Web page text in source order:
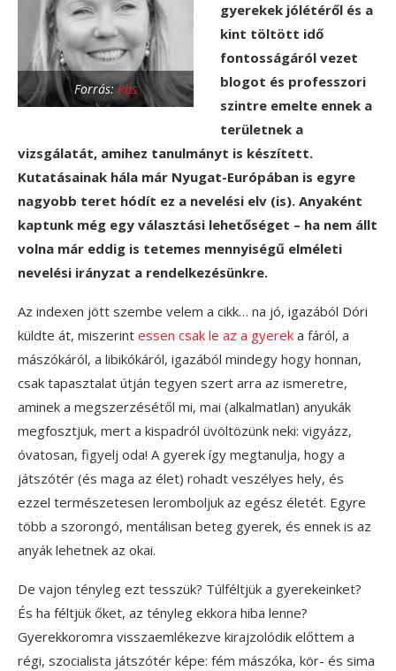
Forrás:Pbs
gyerekek jólétéről és a
kint töltött idő
fontosságáról vezet
blogot és professzori
szintre emelte ennek a
területnek a
vizsgálatát, amihez tanulmányt is készített.
Kutatásainak hála már Nyugat-Európában is egyre
nagyobb teret hódít ez a nevelési elv (is). Anyaként
kaptunk még egy választási lehetőséget – ha nem állt
volna már eddig is tetemes mennyiségű elméleti
nevelési irányzat a rendelkezésünkre.
Az indexen jött szembe velem a cikk… na jó, igazából Dóri
küldte át, miszerint essen csak le az a gyerek a fáról, a
mászókáról, a libikókáról, igazából mindegy hogy honnan,
csak tapasztalat útján tegyen szert arra az ismeretre,
aminek a megszerzésétől mi, mai (alkalmatlan) anyukák
megfosztjuk, mert a kispadról üvöltözünk neki: vigyázz,
óvatosan, figyelj oda! A gyerek így megtanulja, hogy a
játszótér (és maga az élet) rohadt veszélyes hely, és
ezzel természetesen leromboljuk az egész életét. Egyre
több a szorongó, mentálisan beteg gyerek, és ennek is az
anyák lehetnek az okai.
De vajon tényleg ezt tesszük? Túlféltjük a gyerekeinket?
És ha féltjük őket, az tényleg ekkora hiba lenne?
Gyerekkoromra visszaemlékezve kirajzolódik előttem a
régi, szocialista játszótér képe: fém mászóka, kör- és sima